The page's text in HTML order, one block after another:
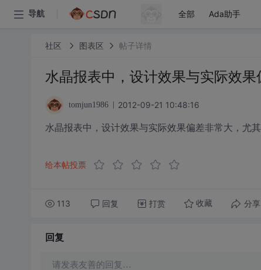
导航 全部 Ada助手
社区 图表区 帖子详情
水晶报表中，设计效果与实际效果
tomjun1986 2012-09-21 10:48:16
水晶报表中，设计效果与实际效果偏差非常大，尤
给本帖投票
113 回复 打赏 收藏 分享
回复
请发表友善的回复…